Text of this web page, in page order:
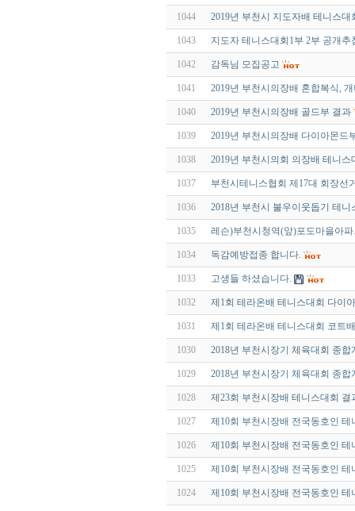
1044 2019년 부천시 지도자배 테니스대
1043 지도자 테니스대회1부 2부 공개추
1042 감독님 모집공고
1041 2019년 부천시의장배 혼합복식,
1040 2019년 부천시의장배 골드부 결과
1039 2019년 부천시의장배 다이아몬드
1038 2019년 부천시의회 의장배 테니스
1037 부천시테니스협회 제17대 회장선
1036 2018년 부천시 불우이웃돕기 테니
1035 레슨)부천시청역(앞)포도마을아
1034 독감예방접종 합니다.
1033 고생들 하셨습니다.
1032 제1회 테라온배 테니스대회 다이
1031 제1회 테라온배 테니스대회 코트
1030 2018년 부천시장기 체육대회 종
1029 2018년 부천시장기 체육대회 종
1028 제23회 부천시장배 테니스대회 결
1027 제10회 부천시장배 전국동호인
1026 제10회 부천시장배 전국동호인
1025 제10회 부천시장배 전국동호인
1024 제10회 부천시장배 전국동호인